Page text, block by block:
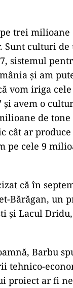
trei
Sunt culturi
sistemul
şi am
vom iriga
avem o
de
cât ar
pe cele 9
că în
Bărăgan, un
şi Lacul
Barbu
tehnico-
proiect ar fi